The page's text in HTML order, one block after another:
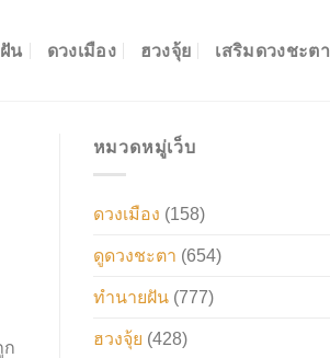
น ดวงเมือง ฮวงจุ้ย เสริมดวงชะตา
ก
หมวดหมู่เว็บ
ดวงเมือง (158)
ดูดวงชะตา (654)
ทำนายฝัน(777)
ฮวงจุ้ย (428)